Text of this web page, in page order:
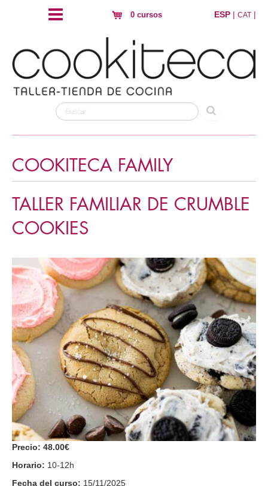
0 cursos ESP | CAT |
COOKITECA FAMILY
TALLER FAMILIAR DE CRUMBLE
COOKIES
Precio: 48.00€
Horario: 10-12h
Fecha del curso: 15/11/2025